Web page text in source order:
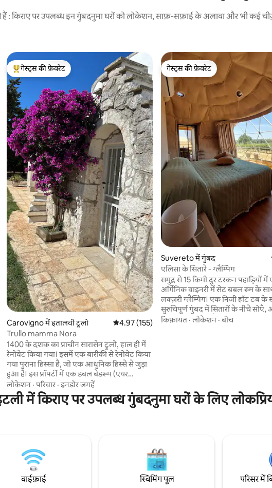
: किराए पर उपलब्ध इन गुंबदनुमा घरों को लोकेशन, साफ़-सफ़ाई के अलावा और भी कई
से 4.93, 28 समीक्षाएँ
गेस्ट्स का टॉप फ़ेवरेट
गेस्ट्स की फ़ेवरेट
Carovigno में इतालवी ट्रुलो औसत रेटिंग 5 में से 4.97, 155 समीक्षाएँ
4.97 (155)
Trullo mamma Nora
1400 के दशक का प्राचीन सारासेन ट्रुलो, हाल ही में
रेनोवेट किया गया। इसमें एक बारीकी से रेनोवेट किया
गया पुराना हिस्सा है, जो एक आधुनिक हिस्से से जुड़ा
हुआ है। इस प्रॉपर्टी में एक डबल बेडरूम (एयर
कंडीशनिंग के साथ), शावर और वॉशिंग मशीन वाला
एक बाथरूम, एक पूरी तरह से सुसज्जित किचन
(डिशवॉशर के साथ) है, जिसके सामने गज़ेबो वाला
लोकेशन ·परिवार ·इनडोर जगहें
गेस्ट्स की फ़ेवरेट
गेस्ट्स की फ़ेवरेट
Suvereto में गुंबद
एलिसा के सितारे - ग्लैम्पिंग
समुद्र से 15 किमी दूर टस्कन पहाड़ियों
ऑर्गेनिक वाइनरी में सेट बबल रूम के
लक्ज़री ग्लैम्पिंग। एक निजी हॉट टब के
सुरुचिपूर्ण गुंबद में सितारों के नीचे सोएँ,
बगीचों को देख रहे हैं, स्थानीय उत्पादों के
किफ़ायत ·लोकेशन ·बीच
में किराए पर उपलब्ध गुंबदनुमा घरों के लिए
वाईफ़ाई स्विमिंग पूल परिसर में